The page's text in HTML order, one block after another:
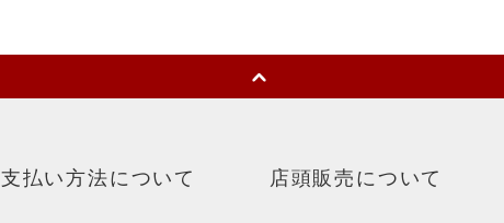
支払い方法について 店頭販売について